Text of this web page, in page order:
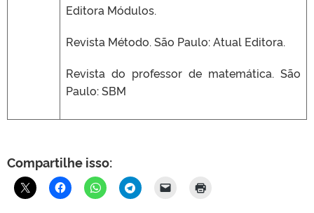
Editora Módulos.
Revista Método. São Paulo: Atual Editora.
Revista do professor de matemática. São
Paulo: SBM
Compartilhe isso: